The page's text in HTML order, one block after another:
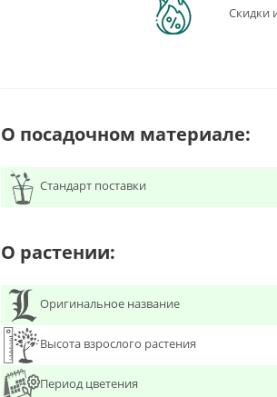
Скидки
О посадочном материале:
Стандарт поставки
О растении:
Оригинальное название
Высота взрослого растения
Период цветения